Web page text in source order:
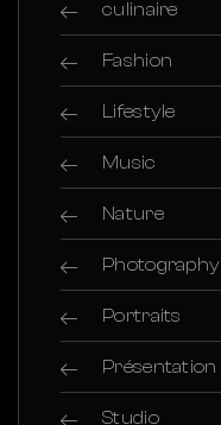
culinaire
Fashion
Lifestyle
Music
Nature
Photography
Portraits
Présentation
Studio